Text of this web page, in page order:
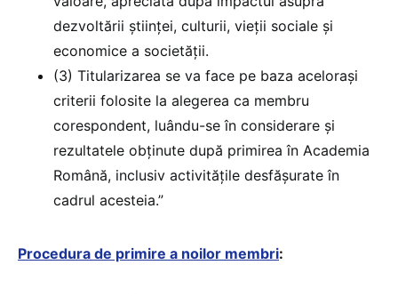
dezvoltării științei, culturii, vieții sociale și
economice a societății.
(3) Titularizarea se va face pe baza acelorași
criterii folosite la alegerea ca membru
corespondent, luându-se în considerare și
rezultatele obținute după primirea în Academia
Română, inclusiv activitățile desfășurate în
cadrul acesteia.”
Procedura de primire a noilor membri: